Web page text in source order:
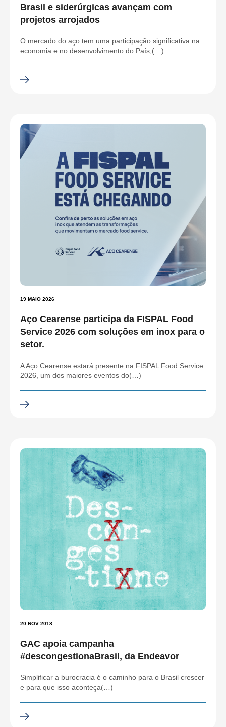
Brasil e siderúrgicas avançam com
projetos arrojados
O mercado do aço tem uma participação significativa na
economia e no desenvolvimento do País,(…)
19 MAIO 2026
Aço Cearense participa da FISPAL Food
Service 2026 com soluções em inox para o
setor.
A Aço Cearense estará presente na FISPAL Food Service
2026, um dos maiores eventos do(…)
20 NOV 2018
GAC apoia campanha
#descongestionaBrasil, da Endeavor
Simplificar a burocracia é o caminho para o Brasil crescer
e para que isso aconteça(…)